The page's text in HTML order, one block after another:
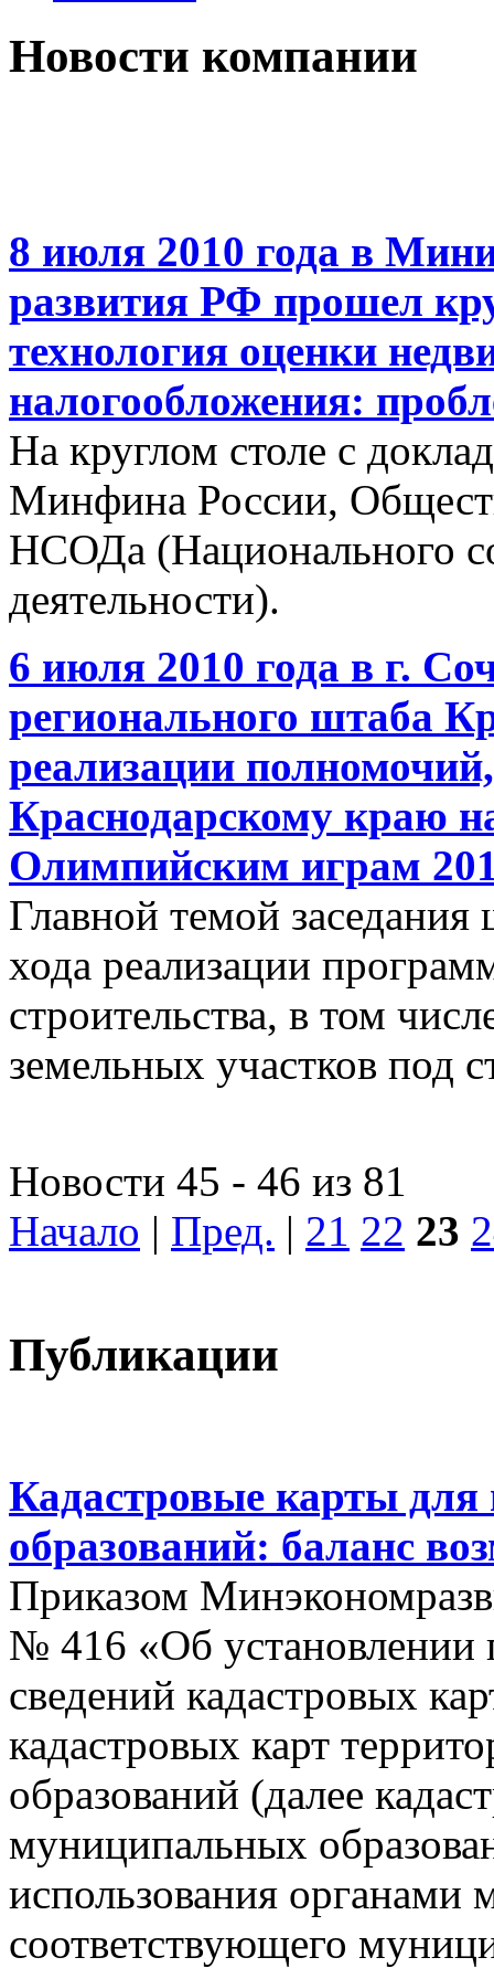
Новости компании
8 июля 2010 года в
развития РФ прошел
технология оценки
налогообложения:
На круглом столе с
Минфина России,
НСОДа (Национального
деятельности).
6 июля 2010 года в г.
регионального штаба
реализации
Краснодарскому краю
Олимпийским играм
Главной темой
хода реализации
строительства, в том
земельных участков под
Новости 45 - 46 из 81
Начало | Пред. | 21 22 23
Публикации
Кадастровые карты
образований: баланс
Приказом
№ 416 «Об установлении
сведений кадастровых
кадастровых карт
образований (далее
муниципальных
использования органами
соответствующего